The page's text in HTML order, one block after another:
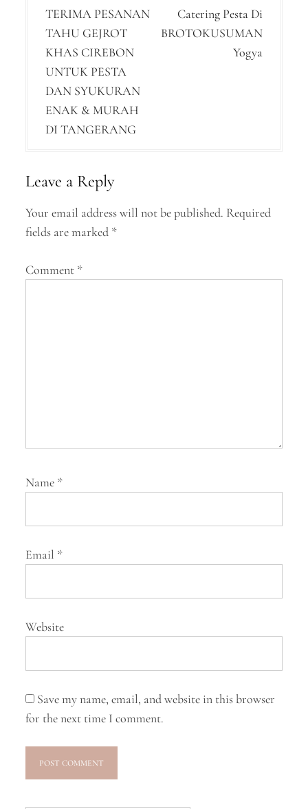
o
s
t
n
a
v
g
a
t
o
TERIMA PESANAN
TAHU GEJROT
KHAS CIREBON
UNTUK PESTA
DAN SYUKURAN
ENAK & MURAH
DI TANGERANG
Catering Pesta Di
BROTOKUSUMAN
Yogya
Leave a Reply
Your email address will not be published. Required
fields are marked *
Comment *
Name *
Email *
Website
Save my name, email, and website in this browser
for the next time I comment.